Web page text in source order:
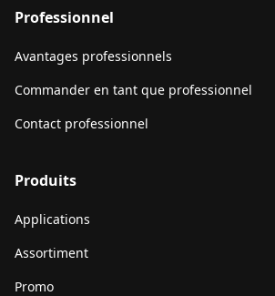
Professionnel
Avantages professionnels
Commander en tant que professionnel
Contact professionnel
Produits
Applications
Assortiment
Promo